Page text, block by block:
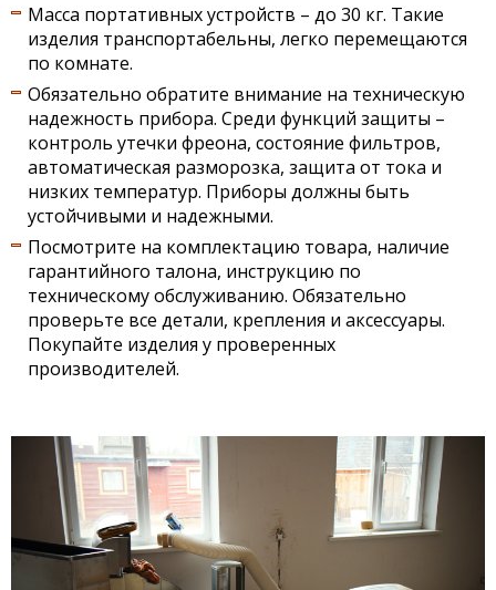
Масса портативных устройств – до 30 кг. Такие
изделия транспортабельны, легко перемещаются
по комнате.
Обязательно обратите внимание на техническую
надежность прибора. Среди функций защиты –
контроль утечки фреона, состояние фильтров,
автоматическая разморозка, защита от тока и
низких температур. Приборы должны быть
устойчивыми и надежными.
Посмотрите на комплектацию товара, наличие
гарантийного талона, инструкцию по
техническому обслуживанию. Обязательно
проверьте все детали, крепления и аксессуары.
Покупайте изделия у проверенных
производителей.